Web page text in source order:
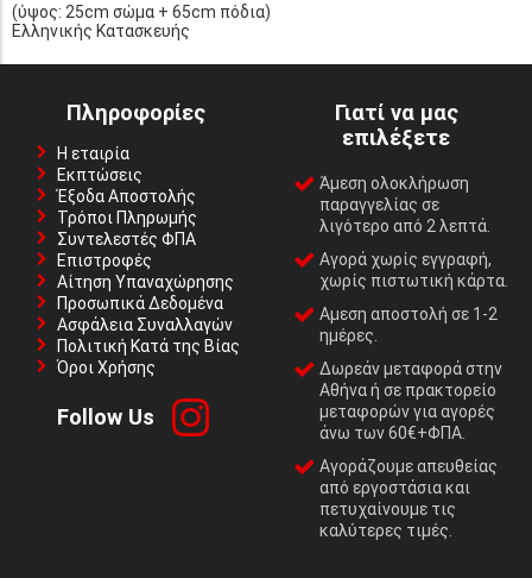
(ύψος: 25cm σώμα + 65cm πόδια)
Ελληνικής Κατασκευής
Πληροφορίες
Η εταιρία
Εκπτώσεις
Έξοδα Αποστολής
Τρόποι Πληρωμής
Συντελεστές ΦΠΑ
Επιστροφές
Αίτηση Υπαναχώρησης
Προσωπικά Δεδομένα
Ασφάλεια Συναλλαγών
Πολιτική Κατά της Βίας
Όροι Χρήσης
Follow Us
Γιατί να μας
επιλέξετε
Άμεση ολοκλήρωση
παραγγελίας σε
λιγότερο από 2 λεπτά.
Αγορά χωρίς εγγραφή,
χωρίς πιστωτική κάρτα.
Αμεση αποστολή σε 1-2
ημέρες.
Δωρεάν μεταφορά στην
Αθήνα ή σε πρακτορείο
μεταφορών για αγορές
άνω των 60€+ΦΠΑ.
Αγοράζουμε απευθείας
από εργοστάσια και
πετυχαίνουμε τις
καλύτερες τιμές.